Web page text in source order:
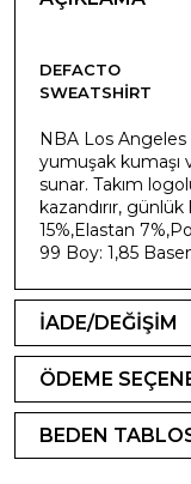
DEFACTO
SWEATSHIRT
NBA Los
yumuşak
sunar. Takım
kazandırır,
15%,Elastan
99 Boy: 1,85
İADE/DEĞİŞİM
ÖDEME
BEDEN